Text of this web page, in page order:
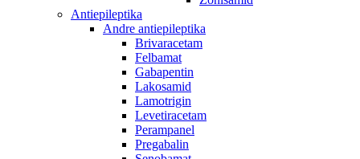
Antiepileptika
Andre antiepileptika
Brivaracetam
Felbamat
Gabapentin
Lakosamid
Lamotrigin
Levetiracetam
Perampanel
Pregabalin